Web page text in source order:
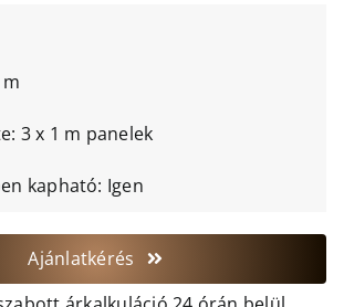
3 x 1 m panelek
kapható: Igen
Ajánlatkérés